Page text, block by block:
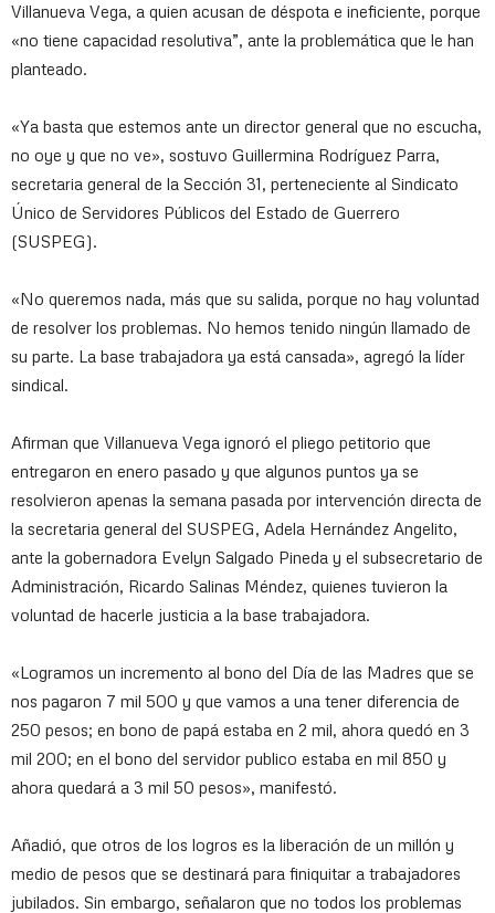
Villanueva Vega, a quien acusan de déspota e ineficiente, porque
«no tiene capacidad resolutiva”, ante la problemática que le han
planteado.
«Ya basta que estemos ante un director general que no escucha,
no oye y que no ve», sostuvo Guillermina Rodríguez Parra,
secretaria general de la Sección 31, perteneciente al Sindicato
Único de Servidores Públicos del Estado de Guerrero
(SUSPEG).
«No queremos nada, más que su salida, porque no hay voluntad
de resolver los problemas. No hemos tenido ningún llamado de
su parte. La base trabajadora ya está cansada», agregó la líder
sindical.
Afirman que Villanueva Vega ignoró el pliego petitorio que
entregaron en enero pasado y que algunos puntos ya se
resolvieron apenas la semana pasada por intervención directa de
la secretaria general del SUSPEG, Adela Hernández Angelito,
ante la gobernadora Evelyn Salgado Pineda y el subsecretario de
Administración, Ricardo Salinas Méndez, quienes tuvieron la
voluntad de hacerle justicia a la base trabajadora.
«Logramos un incremento al bono del Día de las Madres que se
nos pagaron 7 mil 500 y que vamos a una tener diferencia de
250 pesos; en bono de papá estaba en 2 mil, ahora quedó en 3
mil 200; en el bono del servidor publico estaba en mil 850 y
ahora quedará a 3 mil 50 pesos», manifestó.
Añadió, que otros de los logros es la liberación de un millón y
medio de pesos que se destinará para finiquitar a trabajadores
jubilados. Sin embargo, señalaron que no todos los problemas